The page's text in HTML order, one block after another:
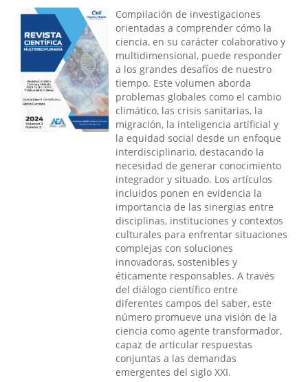
Compilación de investigaciones
orientadas a comprender cómo la
ciencia, en su carácter colaborativo y
multidimensional, puede responder
a los grandes desafíos de nuestro
tiempo. Este volumen aborda
problemas globales como el cambio
climático, las crisis sanitarias, la
migración, la inteligencia artificial y
la equidad social desde un enfoque
interdisciplinario, destacando la
necesidad de generar conocimiento
integrador y situado. Los artículos
incluidos ponen en evidencia la
importancia de las sinergias entre
disciplinas, instituciones y contextos
culturales para enfrentar situaciones
complejas con soluciones
innovadoras, sostenibles y
éticamente responsables. A través
del diálogo científico entre
diferentes campos del saber, este
número promueve una visión de la
ciencia como agente transformador,
capaz de articular respuestas
conjuntas a las demandas
emergentes del siglo XXI.